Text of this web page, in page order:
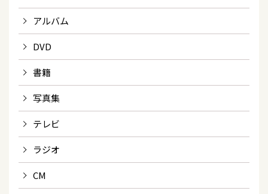
アルバム
DVD
書籍
写真集
テレビ
ラジオ
CM